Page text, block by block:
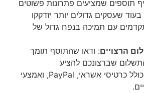
תוספים שמציעים פתרונות פשוטים
בעוד שעסקים גדולים יותר יזדקקו
עם תמיכה בנפח גדול של
הרצויים: ודאו שהתוסף תומך
שברצונכם להציע
ללקוחותיכם, כולל כרטיסי אשראי, PayPal, ואמצעי